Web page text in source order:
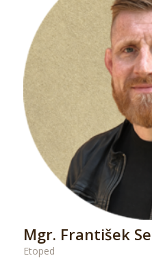
Mgr. František
Etoped